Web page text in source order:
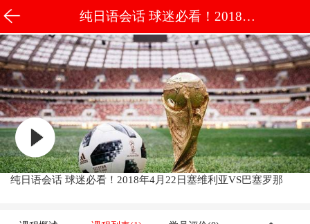
纯日语会话 球迷必看！2018年4
月22日塞维利亚VS巴塞罗那
纯日语会话 球迷必看！2018年4月22日塞维利亚VS巴塞罗那